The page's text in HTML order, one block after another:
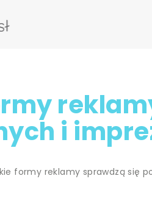
i
formy reklamy sprawdzą się